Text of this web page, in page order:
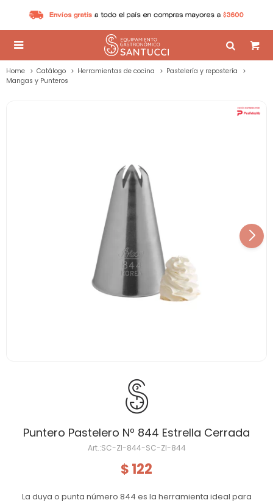

Home Catálogo Herramientas de cocina
Pastelería y repostería
Mangas y Punteros
Puntero Pastelero Nº 844 Estrella Cerrada
SC-ZI-844-SC-ZI-844
$ 122
La duya o punta número 844 es la herramienta ideal para